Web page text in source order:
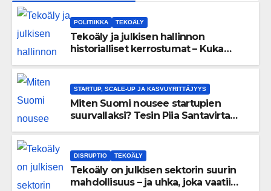
POLITIIKKA TEKOÄLY
Tekoäly ja julkisen hallinnon
historialliset kerrostumat – Kuka
STARTUP, SCALE-UP JA KASVUYRITTÄJYYS
Miten Suomi nousee startupien
suurvallaksi? Tesin Piia Santavirta
DISRUPTIO TEKOÄLY
Tekoäly on julkisen sektorin suurin
mahdollisuus – ja uhka, joka vaatii